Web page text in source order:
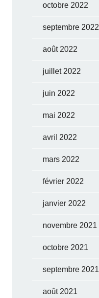
octobre 2022
septembre 2022
août 2022
juillet 2022
juin 2022
mai 2022
avril 2022
mars 2022
février 2022
janvier 2022
novembre 2021
octobre 2021
septembre 2021
août 2021